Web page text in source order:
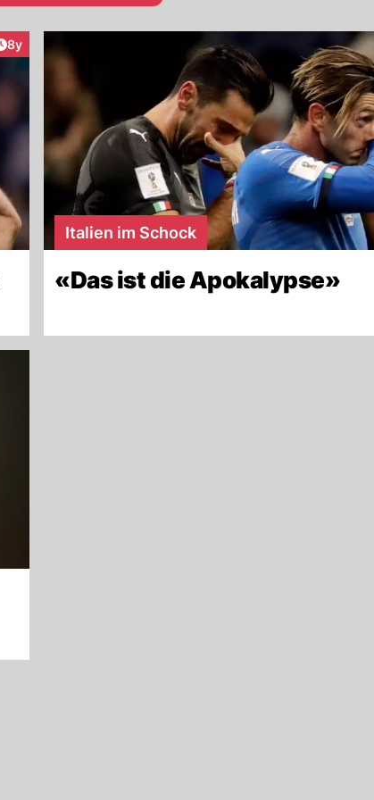
Artikel veröffentlicht:
8y
Italien im Schock
«Das ist die Apokalypse»